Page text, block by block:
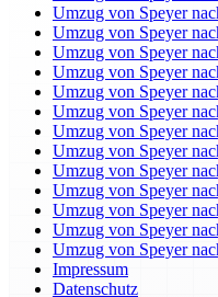
Umzug von Speyer
Umzug von Speyer
Umzug von Speyer
Umzug von Speyer
Umzug von Speyer
Umzug von Speyer
Umzug von Speyer
Umzug von Speyer
Umzug von Speyer
Umzug von Speyer
Umzug von Speyer
Umzug von Speyer
Umzug von Speyer
Impressum
Datenschutz